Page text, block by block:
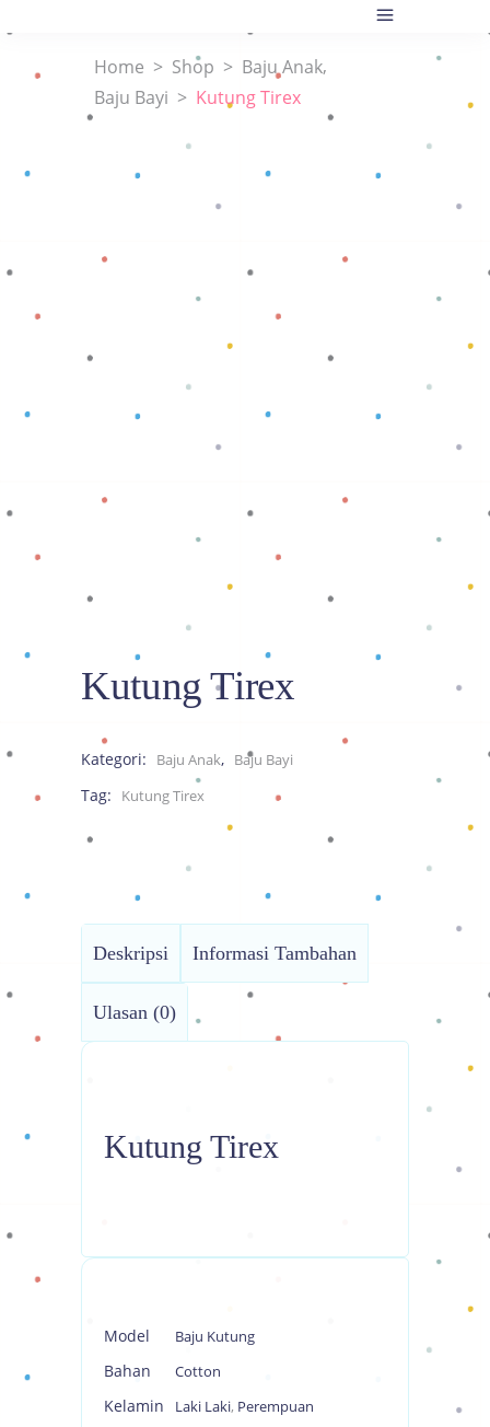
Home > Shop > Baju Anak,
Baju Bayi > Kutung Tirex
Kutung Tirex
Kategori: Baju Anak, Baju Bayi
Tag: Kutung Tirex
Deskripsi Informasi Tambahan
Ulasan (0)
Kutung Tirex
Model Baju Kutung
Bahan Cotton
Kelamin Laki Laki, Perempuan